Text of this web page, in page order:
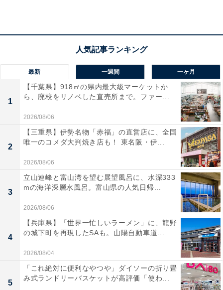
「ふくの湯 春日店」の口コミは？
「ふくの湯 春日店」には以下のような口コミが寄せられ
ています。
最新 一週間 一ヶ月
1
【千葉県】918㎡の県内最大級マーケットか
ら、廃校をリノベした直売所まで。ファー...
2026/08/06
2
【三重県】伊勢名物「赤福」の直営店に、全国
唯一のコメダ大判焼き店も！ 東名阪・伊...
2026/08/06
3
立山連峰と富山湾を望む展望風呂に、水深333
mの海洋深層水風呂。富山県の人気日帰...
2026/08/06
4
【兵庫県】「世界一忙しいラーメン」に、龍野
の城下町を再現したSAも。山陽自動車道...
2026/08/04
5
「これ絶対に便利なやつや」ダイソーの折り畳
み式ランドリーバスケットが高評価「使わ...